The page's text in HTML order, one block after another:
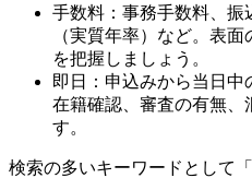
手数料：事務手数料、振
（実質年率）など。表
を把握しましょう。
即日：申込みから当日
在籍確認、審査の有無、
す。
検索の多いキーワードとして